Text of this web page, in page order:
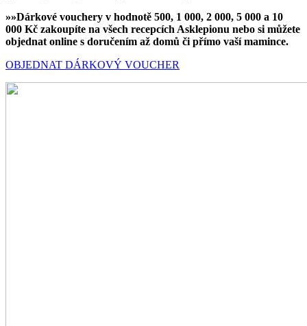
»»Dárkové vouchery v hodnotě 500, 1 000, 2 000, 5 000 a 10
000 Kč zakoupíte na všech recepcích Asklepionu nebo si můžete
objednat online s doručením až domů či přímo vaší mamince.
OBJEDNAT DÁRKOVÝ VOUCHER